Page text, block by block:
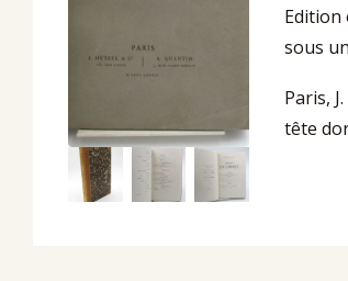
Edition
sous
Paris,
tête